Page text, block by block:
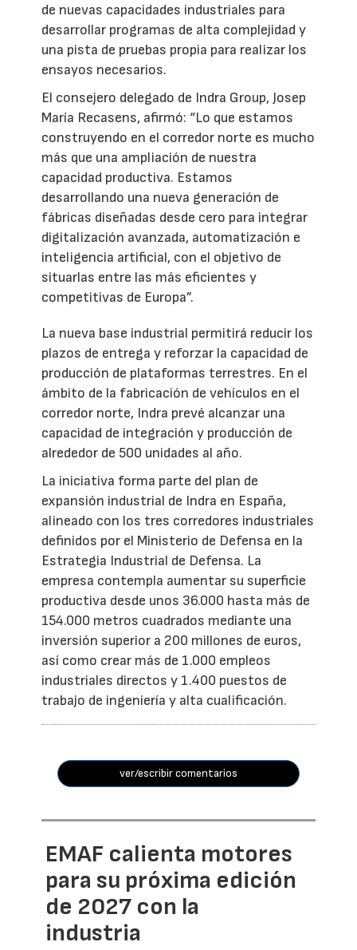
de nuevas capacidades industriales para
desarrollar programas de alta complejidad y
una pista de pruebas propia para realizar los
ensayos necesarios.
El consejero delegado de Indra Group, Josep
María Recasens, afirmó: “Lo que estamos
construyendo en el corredor norte es mucho
más que una ampliación de nuestra
capacidad productiva. Estamos
desarrollando una nueva generación de
fábricas diseñadas desde cero para integrar
digitalización avanzada, automatización e
inteligencia artificial, con el objetivo de
situarlas entre las más eficientes y
competitivas de Europa”.
La nueva base industrial permitirá reducir los
plazos de entrega y reforzar la capacidad de
producción de plataformas terrestres. En el
ámbito de la fabricación de vehículos en el
corredor norte, Indra prevé alcanzar una
capacidad de integración y producción de
alrededor de 500 unidades al año.
La iniciativa forma parte del plan de
expansión industrial de Indra en España,
alineado con los tres corredores industriales
definidos por el Ministerio de Defensa en la
Estrategia Industrial de Defensa. La
empresa contempla aumentar su superficie
productiva desde unos 36.000 hasta más de
154.000 metros cuadrados mediante una
inversión superior a 200 millones de euros,
así como crear más de 1.000 empleos
industriales directos y 1.400 puestos de
trabajo de ingeniería y alta cualificación.
ver/escribir comentarios
EMAF calienta motores
para su próxima edición
de 2027 con la
industria